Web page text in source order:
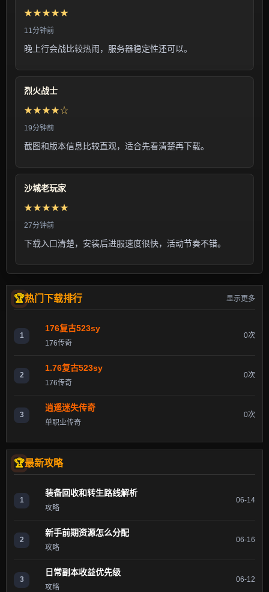
★★★★★
11分钟前
晚上行会战比较热闹，服务器稳定性还可以。
烈火战士
★★★★☆
19分钟前
截图和版本信息比较直观，适合先看清楚再下载。
沙城老玩家
★★★★★
27分钟前
下载入口清楚，安装后进服速度很快，活动节奏不错。
热门下载排行 显示更多
1
176复古523sy
176传奇
0次
2
1.76复古523sy
176传奇
0次
3
逍遥迷失传奇
单职业传奇
0次
最新攻略
1
装备回收和转生路线解析
攻略
06-14
2
新手前期资源怎么分配
攻略
06-16
3
日常副本收益优先级
攻略
06-12